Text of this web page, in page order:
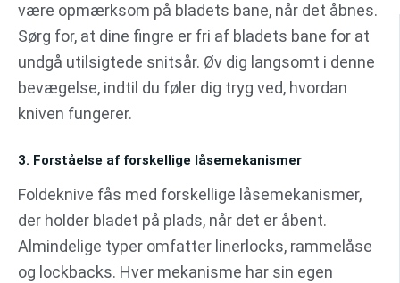
være opmærksom på bladets bane, når det åbnes.
Sørg for, at dine fingre er fri af bladets bane for at
undgå utilsigtede snitsår. Øv dig langsomt i denne
bevægelse, indtil du føler dig tryg ved, hvordan
kniven fungerer.
3. Forståelse af forskellige låsemekanismer
Foldeknive fås med forskellige låsemekanismer,
der holder bladet på plads, når det er åbent.
Almindelige typer omfatter linerlocks, rammelåse
og lockbacks. Hver mekanisme har sin egen